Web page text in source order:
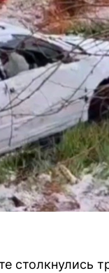
столкнулись